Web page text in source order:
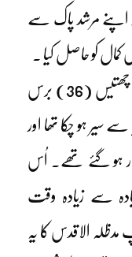
اپنے مرشد پاک سے
کو حاصل کیا ۔
جب آپ مدظلہ الاقدس کی عمر مبارک چھتیس (36) برس
سیر ہو چکا تھا اور
ہو گئے تھے۔ اُس
سے زیادہ وقت
الاقدس کا یہ